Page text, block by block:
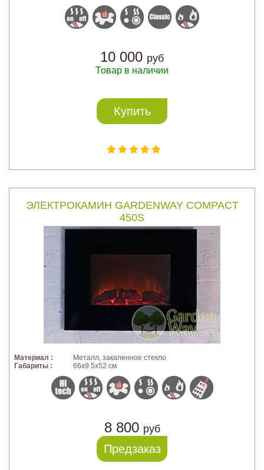
10 000 руб
Товар в наличии
Купить
ЭЛЕКТРОКАМИН GARDENWAY COMPACT
450S
Материал :
Металл, закаленное стекло
Габариты :
66x9.5x52 см
8 800 руб
Предзаказ